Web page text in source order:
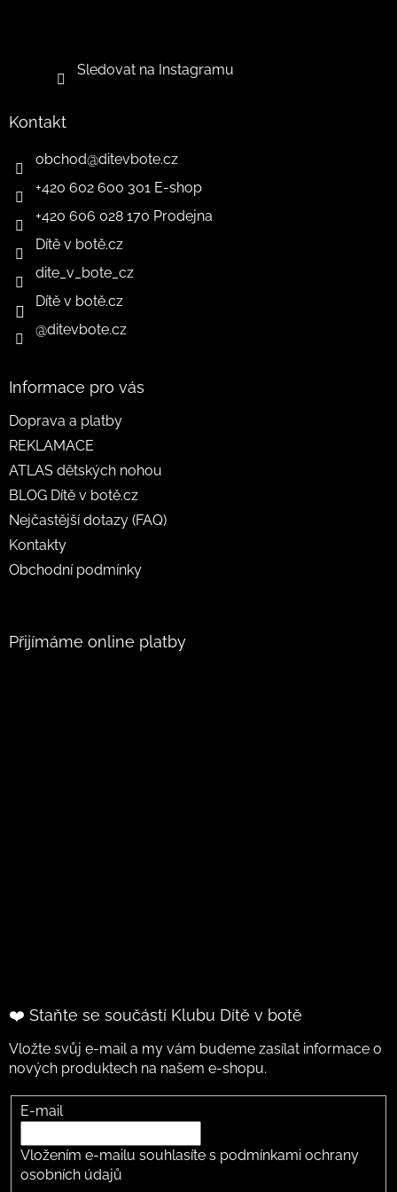
Sledovat na Instagramu
Kontakt
obchod@ditevbote.cz
+420 602 600 301 E-shop
+420 606 028 170 Prodejna
Dítě v botě.cz
dite_v_bote_cz
Dítě v botě.cz
@ditevbote.cz
Informace pro vás
Doprava a platby
REKLAMACE
ATLAS dětských nohou
BLOG Dítě v botě.cz
Nejčastější dotazy (FAQ)
Kontakty
Obchodní podmínky
Přijímáme online platby
❤️ Staňte se součástí Klubu Dítě v botě
Vložte svůj e-mail a my vám budeme zasílat informace o
nových produktech na našem e-shopu.
E-mail
Vložením e-mailu souhlasíte s podmínkami ochrany
osobních údajů